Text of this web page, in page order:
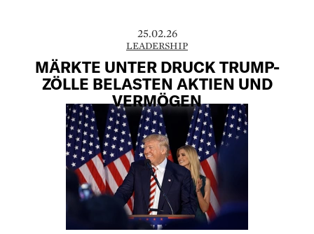
25.02.26
LEADERSHIP
MÄRKTE UNTER DRUCK TRUMP-
ZÖLLE BELASTEN AKTIEN UND
VERMÖGEN